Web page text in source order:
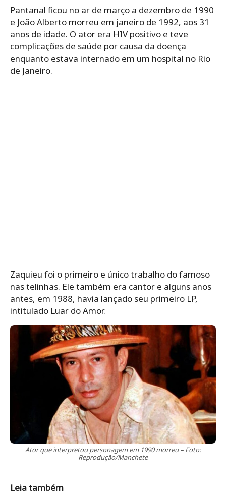
Pantanal ficou no ar de março a dezembro de 1990
e João Alberto morreu em janeiro de 1992, aos 31
anos de idade. O ator era HIV positivo e teve
complicações de saúde por causa da doença
enquanto estava internado em um hospital no Rio
de Janeiro.
Zaquieu foi o primeiro e único trabalho do famoso
nas telinhas. Ele também era cantor e alguns anos
antes, em 1988, havia lançado seu primeiro LP,
intitulado Luar do Amor.
Ator que interpretou personagem em 1990 morreu – Foto:
Reprodução/Manchete
Leia também